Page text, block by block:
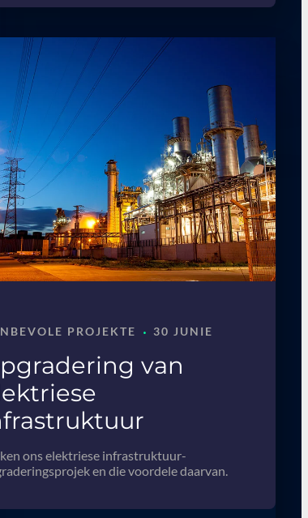
van
PROJEKTE · 30 JUNIE
ons elektriese infrastruktuur-
en die voordele daarvan.